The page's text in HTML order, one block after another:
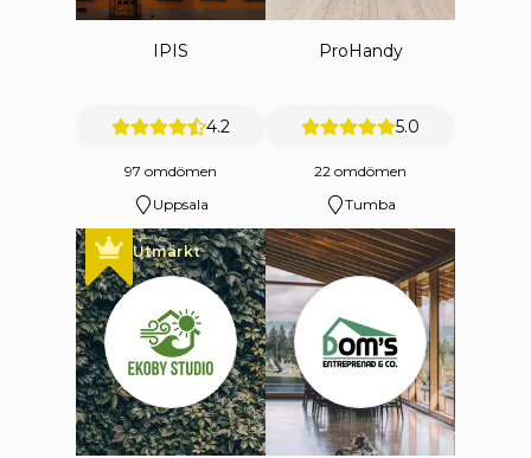
IPIS
4.2
97 omdömen
Uppsala
ProHandy
5.0
22 omdömen
Tumba
Utmärkt